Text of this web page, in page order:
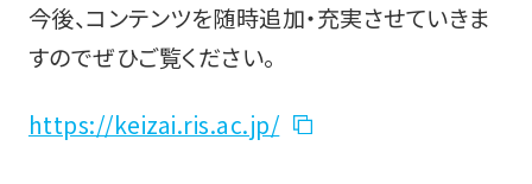
今後、コンテンツを随時追加・充実させていきま
すのでぜひご覧ください。
https://keizai.ris.ac.jp/